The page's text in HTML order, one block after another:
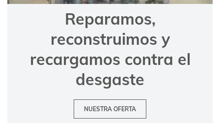
Reparamos,
reconstruimos y
recargamos contra el
desgaste
NUESTRA OFERTA